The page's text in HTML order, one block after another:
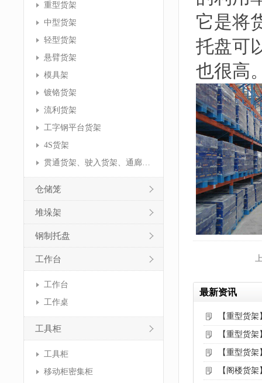
重型货架
中型货架
轻型货架
悬臂货架
模具架
镀铬货架
流利货架
工字钢平台货架
4S货架
贯通货架、驶入货架、通廊货架
仓储笼
堆垛架
钢制托盘
工作台
工作台
工作桌
工具柜
工具柜
移动柜密集柜
它是将
托盘可
也很高
最新资讯
【重型货
【重型货
【重型货
【阁楼货